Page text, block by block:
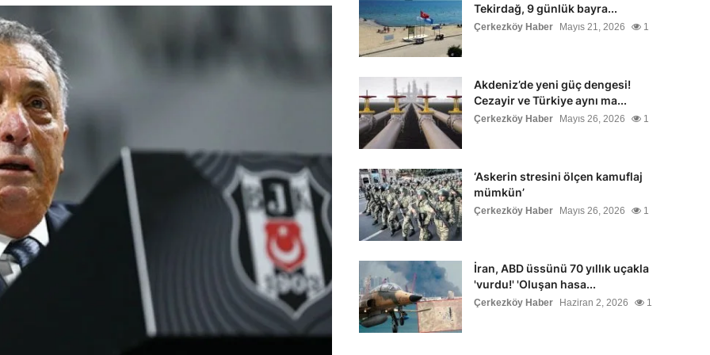
Tekirdağ, 9 günlük bayra...
Çerkezköy Haber Mayıs 21, 2026 1
Akdeniz’de yeni güç dengesi!
Cezayir ve Türkiye aynı ma...
Çerkezköy Haber Mayıs 26, 2026 1
‘Askerin stresini ölçen kamuflaj
mümkün’
Çerkezköy Haber Mayıs 26, 2026 1
İran, ABD üssünü 70 yıllık uçakla
'vurdu!' 'Oluşan hasa...
Çerkezköy Haber Haziran 2, 2026 1